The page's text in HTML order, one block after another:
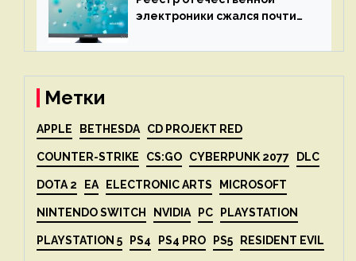
электроники сжался почти
Метки
APPLE BETHESDA CD PROJEKT RED
COUNTER-STRIKE CS:GO CYBERPUNK 2077 DLC
DOTA 2 EA ELECTRONIC ARTS MICROSOFT
NINTENDO SWITCH NVIDIA PC PLAYSTATION
PLAYSTATION 5 PS4 PS4 PRO PS5 RESIDENT EVIL